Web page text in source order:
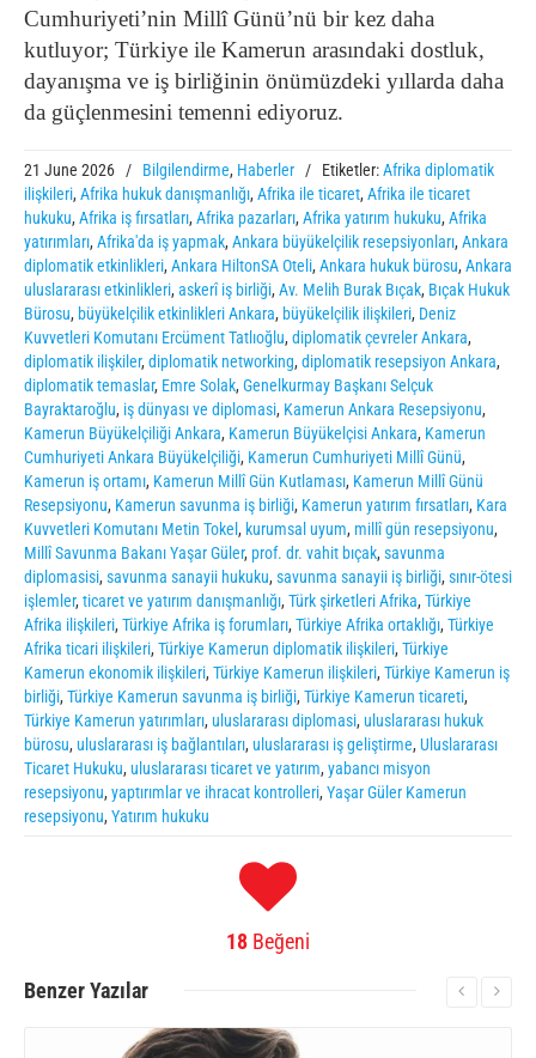
Cumhuriyeti’nin Millî Günü’nü bir kez daha
kutluyor; Türkiye ile Kamerun arasındaki dostluk,
dayanışma ve iş birliğinin önümüzdeki yıllarda daha
da güçlenmesini temenni ediyoruz.
21 June 2026 / Bilgilendirme, Haberler / Etiketler:Afrika diplomatik
ilişkileri, Afrika hukuk danışmanlığı, Afrika ile ticaret, Afrika ile ticaret
hukuku, Afrika iş fırsatları, Afrika pazarları, Afrika yatırım hukuku, Afrika
yatırımları, Afrika'da iş yapmak, Ankara büyükelçilik resepsiyonları, Ankara
diplomatik etkinlikleri, Ankara HiltonSA Oteli, Ankara hukuk bürosu, Ankara
uluslararası etkinlikleri, askerî iş birliği, Av. Melih Burak Bıçak, Bıçak Hukuk
Bürosu, büyükelçilik etkinlikleri Ankara, büyükelçilik ilişkileri, Deniz
Kuvvetleri Komutanı Ercüment Tatlıoğlu, diplomatik çevreler Ankara,
diplomatik ilişkiler, diplomatik networking, diplomatik resepsiyon Ankara,
diplomatik temaslar, Emre Solak, Genelkurmay Başkanı Selçuk
Bayraktaroğlu, iş dünyası ve diplomasi, Kamerun Ankara Resepsiyonu,
Kamerun Büyükelçiliği Ankara, Kamerun Büyükelçisi Ankara, Kamerun
Cumhuriyeti Ankara Büyükelçiliği, Kamerun Cumhuriyeti Millî Günü,
Kamerun iş ortamı, Kamerun Millî Gün Kutlaması, Kamerun Millî Günü
Resepsiyonu, Kamerun savunma iş birliği, Kamerun yatırım fırsatları, Kara
Kuvvetleri Komutanı Metin Tokel , kurumsal uyum, millî gün resepsiyonu,
Millî Savunma Bakanı Yaşar Güler, prof. dr. vahit bıçak, savunma
diplomasisi, savunma sanayii hukuku, savunma sanayii iş birliği, sınır-ötesi
işlemler, ticaret ve yatırım danışmanlığı, Türk şirketleri Afrika, Türkiye
Afrika ilişkileri, Türkiye Afrika iş forumları, Türkiye Afrika ortaklığı, Türkiye
Afrika ticari ilişkileri, Türkiye Kamerun diplomatik ilişkileri, Türkiye
Kamerun ekonomik ilişkileri, Türkiye Kamerun ilişkileri, Türkiye Kamerun iş
birliği, Türkiye Kamerun savunma iş birliği, Türkiye Kamerun ticareti,
Türkiye Kamerun yatırımları, uluslararası diplomasi, uluslararası hukuk
bürosu, uluslararası iş bağlantıları, uluslararası iş geliştirme, Uluslararası
Ticaret Hukuku, uluslararası ticaret ve yatırım, yabancı misyon
resepsiyonu, yaptırımlar ve ihracat kontrolleri, Yaşar Güler Kamerun
resepsiyonu, Yatırım hukuku
18 Beğeni
BenzerYazılar
More Information